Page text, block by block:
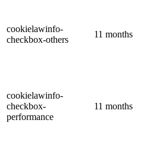
cookielawinfo-
checkbox-others
11 months
cookielawinfo-
checkbox-
performance
11 months